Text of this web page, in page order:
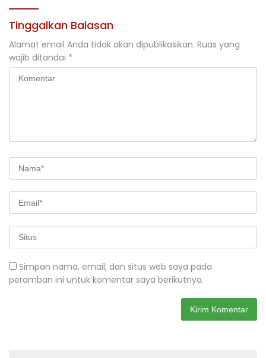
Tinggalkan Balasan
Alamat email Anda tidak akan dipublikasikan. Ruas yang
wajib ditandai *
Simpan nama, email, dan situs web saya pada
peramban ini untuk komentar saya berikutnya.